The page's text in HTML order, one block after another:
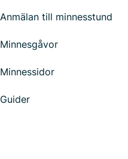
Anmälan till minnesstund
Minnesgåvor
Minnessidor
Guider